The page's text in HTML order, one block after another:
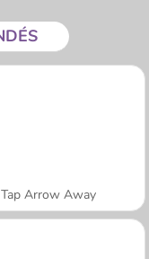
Tap Arrow Away